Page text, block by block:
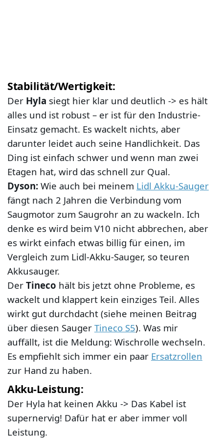
Stabilität/Wertigkeit:
Der Hyla siegt hier klar und deutlich -> es hält
alles und ist robust – er ist für den Industrie-
Einsatz gemacht. Es wackelt nichts, aber
darunter leidet auch seine Handlichkeit. Das
Ding ist einfach schwer und wenn man zwei
Etagen hat, wird das schnell zur Qual.
Dyson: Wie auch bei meinem Lidl Akku-Sauger
fängt nach 2 Jahren die Verbindung vom
Saugmotor zum Saugrohr an zu wackeln. Ich
denke es wird beim V10 nicht abbrechen, aber
es wirkt einfach etwas billig für einen, im
Vergleich zum Lidl-Akku-Sauger, so teuren
Akkusauger.
Der Tineco hält bis jetzt ohne Probleme, es
wackelt und klappert kein einziges Teil. Alles
wirkt gut durchdacht (siehe meinen Beitrag
über diesen Sauger Tineco S5). Was mir
auffällt, ist die Meldung: Wischrolle wechseln.
Es empfiehlt sich immer ein paar Ersatzrollen
zur Hand zu haben.
Akku-Leistung:
Der Hyla hat keinen Akku -> Das Kabel ist
supernervig! Dafür hat er aber immer voll
Leistung.